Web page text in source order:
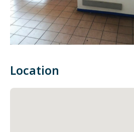
Location